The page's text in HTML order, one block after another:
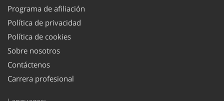
Programa de afiliación
Política de privacidad
Política de cookies
Sobre nosotros
Contáctenos
Carrera profesional